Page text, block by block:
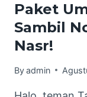
Paket
Sambil
Nasr!
Byadmin